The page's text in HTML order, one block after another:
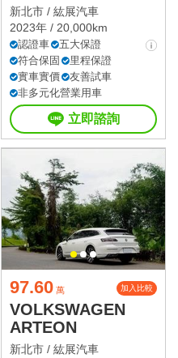
新北市 / 紘展汽車
2023年 / 20,000km
認證車
五大保證
符合保固
里程保證
實車實價
友善試車
非多元化營業用車
立即諮詢
97.60 萬 加入比較
VOLKSWAGEN
ARTEON
新北市 / 紘展汽車